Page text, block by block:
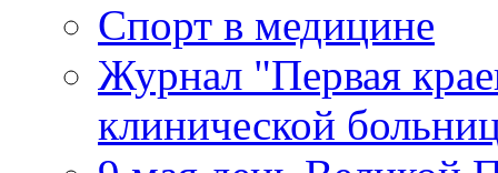
Спорт в медицине
Журнал "Первая
клинической